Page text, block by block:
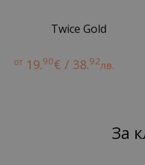
Twice Gold
от 19.90€ / 38.92лв.
За